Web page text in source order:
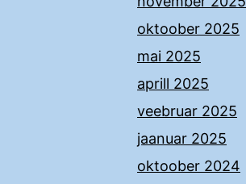
oktoober 2025
mai 2025
aprill 2025
veebruar 2025
jaanuar 2025
oktoober 2024